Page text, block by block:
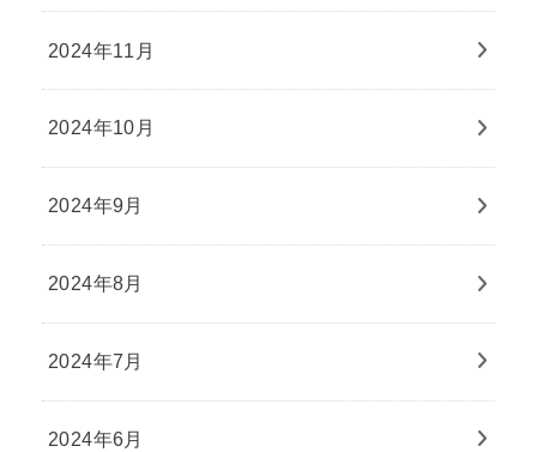
2024年11月
2024年10月
2024年9月
2024年8月
2024年7月
2024年6月